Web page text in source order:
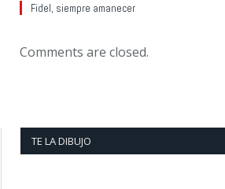
Fidel, siempre amanecer
Comments are closed.
TE LA DIBUJO